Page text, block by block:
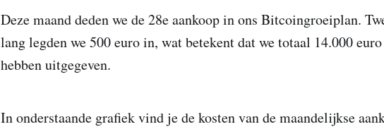
Deze maand deden we de 28e aankoop in ons Bitcoingroeiplan.
lang legden we 500 euro in, wat betekent dat we totaal 14.000
hebben uitgegeven.
In onderstaande grafiek vind je de kosten van de maandelijkse